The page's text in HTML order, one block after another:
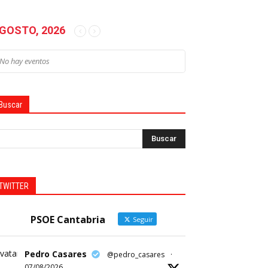
2026
No hay eventos
PSOE Cantabria Seguir
Pedro Casares @pedro_casares
·